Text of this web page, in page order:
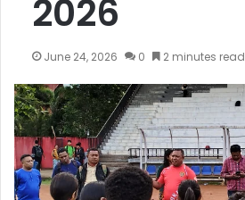
2026
June 24, 2026 0 2 minutes read